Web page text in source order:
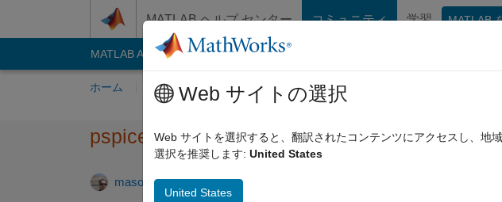
MATLAB ヘルプ センター コミュニティ 学習 MATLAB
MATLAB Answers File Exchange
ホーム 質問する 回答 閲覧 MATLAB に関する FAQ
pspice slps and simulink
masoud sistaninejad
Web サイトの選択
Web サイトを選択すると、翻訳されたコンテンツにアクセスし、地
選択を推奨します: United States
United States